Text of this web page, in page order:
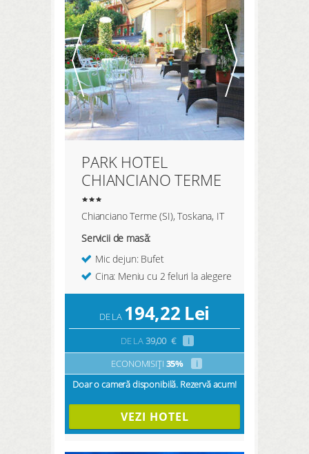
PARK HOTEL
CHIANCIANO TERME
Chianciano Terme (SI), Toskana, IT
Servicii de masă:
Mic dejun: Bufet
Cina: Meniu cu 2 feluri la alegere
DE LA 194,22 Lei
DE LA39,00 €
i
ECONOMISIȚI 35%
i
Doar o cameră disponibilă. Rezervă acum!
VEZI HOTEL